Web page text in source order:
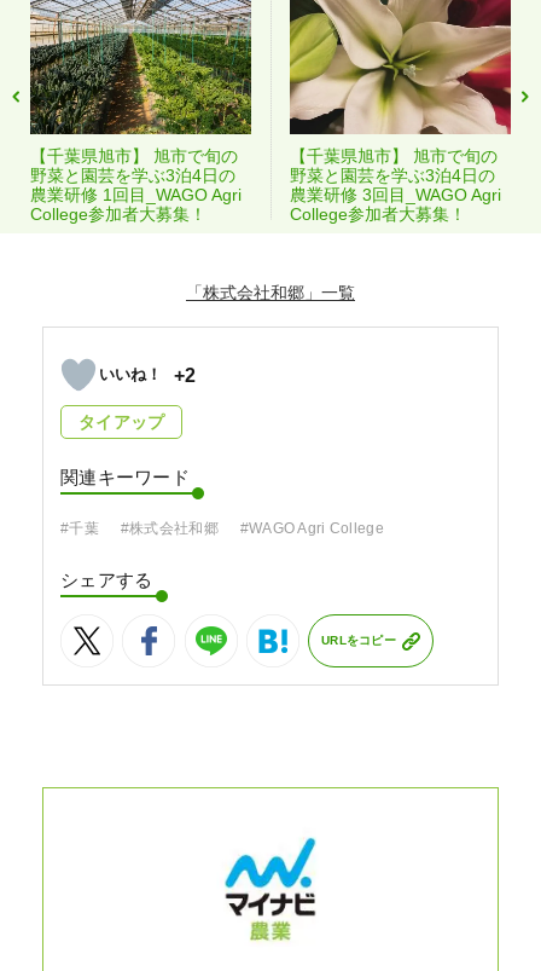
【千葉県旭市】 旭市で旬の
野菜と園芸を学ぶ3泊4日の
農業研修 1回目_WAGO Agri
College参加者大募集！
【千葉県旭市】 旭市で旬の
野菜と園芸を学ぶ3泊4日の
農業研修 3回目_WAGO Agri
College参加者大募集！
「株式会社和郷」
+2
タイアップ
関連キーワード
#千葉 #株式会社和郷 #WAGO Agri College
シェアする
URLをコピー